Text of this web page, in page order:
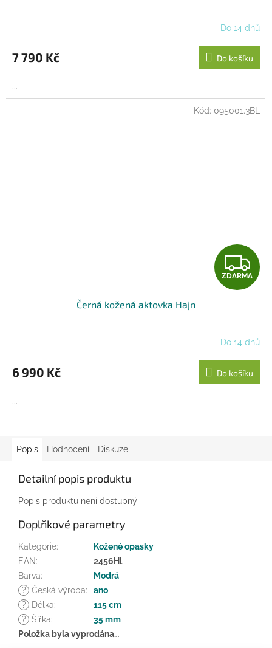
R
M
A
Do 14 dnů
7 790 Kč Do košíku
...
Z
D
R
M
A
ZDARMA
Černá kožená aktovka Hajn
Do 14 dnů
6 990 Kč Do košíku
...
Kód: 095001.3BL
Popis Hodnocení Diskuze
Detailní popis produktu
Popis produktu není dostupný
Doplňkové parametry
Kategorie:
Kožené opasky
EAN:
2456Hl
Barva:
Modrá
?
Česká výroba:
ano
?
Délka:
115 cm
?
Šířka:
35 mm
Položka byla vyprodána…